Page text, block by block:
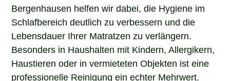
Bergenhausen helfen wir dabei, die Hygiene im
Schlafbereich deutlich zu verbessern und die
Lebensdauer Ihrer Matratzen zu verlängern.
Besonders in Haushalten mit Kindern, Allergikern,
Haustieren oder in vermieteten Objekten ist eine
professionelle Reinigung ein echter Mehrwert.